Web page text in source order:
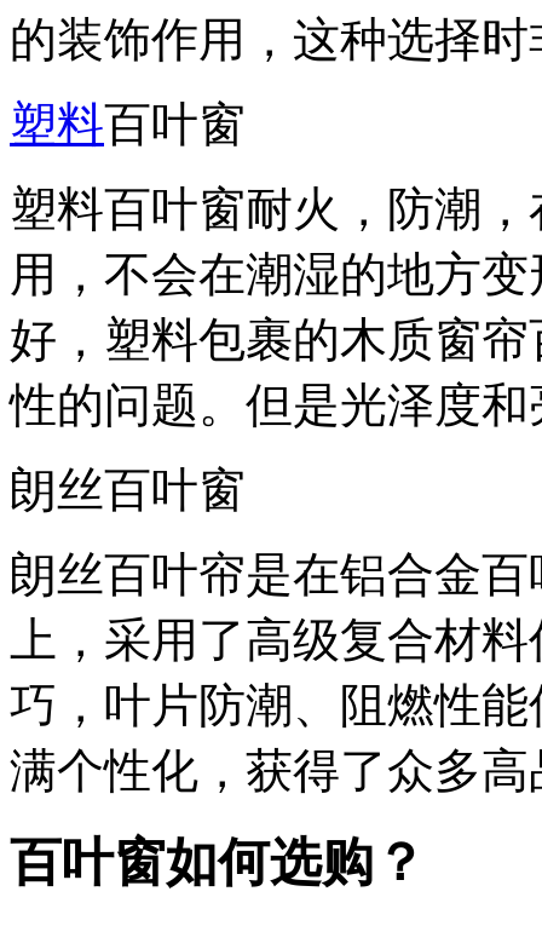
的装饰作用，这种选择
塑料百叶窗
塑料百叶窗耐火，防潮
用，不会在潮湿的地方
好，塑料包裹的木质窗
性的问题。但是光泽度
朗丝百叶窗
朗丝百叶帘是在铝合金
上，采用了高级复合材
巧，叶片防潮、阻燃性
满个性化，获得了众多
百叶窗如何选购 ？